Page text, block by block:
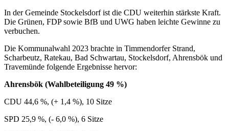
In der Gemeinde Stockelsdorf ist die CDU weiterhin stärkste Kraft.
Die Grünen, FDP sowie BfB und UWG haben leichte Gewinne zu
verbuchen.
Die Kommunalwahl 2023 brachte in Timmendorfer Strand,
Scharbeutz, Ratekau, Bad Schwartau, Stockelsdorf, Ahrensbök und
Travemünde folgende Ergebnisse hervor:
Ahrensbök (Wahlbeteiligung 49 %)
CDU 44,6 %, (+ 1,4 %), 10 Sitze
SPD 25,9 %, (- 6,0 %), 6 Sitze